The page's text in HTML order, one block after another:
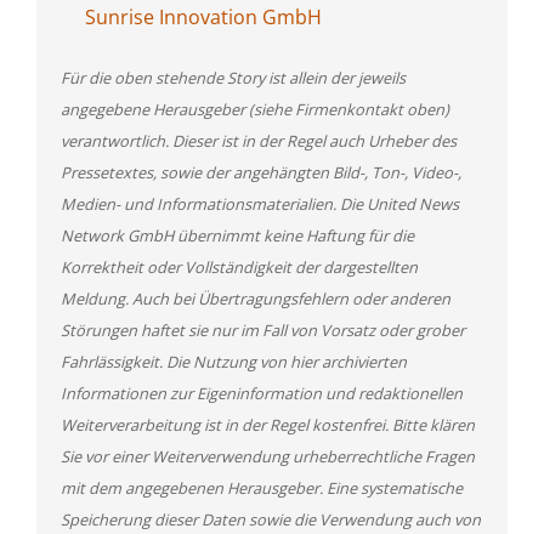
Sunrise Innovation GmbH
Für die oben stehende Story ist allein der jeweils
angegebene Herausgeber (siehe Firmenkontakt oben)
verantwortlich. Dieser ist in der Regel auch Urheber des
Pressetextes, sowie der angehängten Bild-, Ton-, Video-,
Medien- und Informationsmaterialien. Die United News
Network GmbH übernimmt keine Haftung für die
Korrektheit oder Vollständigkeit der dargestellten
Meldung. Auch bei Übertragungsfehlern oder anderen
Störungen haftet sie nur im Fall von Vorsatz oder grober
Fahrlässigkeit. Die Nutzung von hier archivierten
Informationen zur Eigeninformation und redaktionellen
Weiterverarbeitung ist in der Regel kostenfrei. Bitte klären
Sie vor einer Weiterverwendung urheberrechtliche Fragen
mit dem angegebenen Herausgeber. Eine systematische
Speicherung dieser Daten sowie die Verwendung auch von